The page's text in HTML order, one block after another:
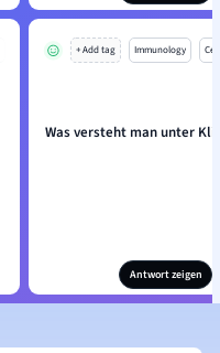
+ Add tag Immunology
Was versteht man unter
Antwort zeigen